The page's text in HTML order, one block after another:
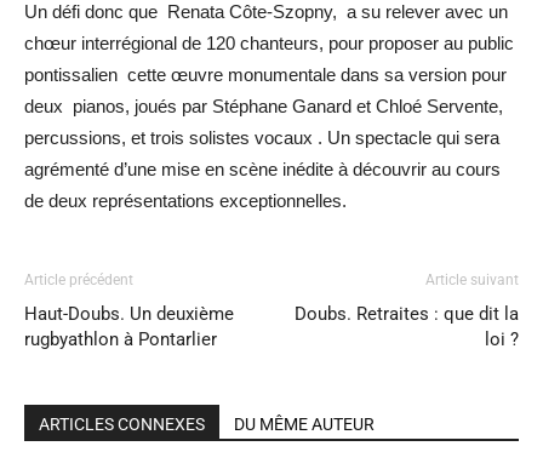
Un défi donc que Renata Côte-Szopny, a su relever avec un
chœur interrégional de 120 chanteurs, pour proposer au public
pontissalien cette œuvre monumentale dans sa version pour
deux pianos, joués par Stéphane Ganard et Chloé Servente,
percussions, et trois solistes vocaux . Un spectacle qui sera
agrémenté d’une mise en scène inédite à découvrir au cours
de deux représentations exceptionnelles.
Article précédent
Haut-Doubs. Un deuxième
rugbyathlon à Pontarlier
Article suivant
Doubs. Retraites : que dit la
loi ?
ARTICLES CONNEXES DU MÊME AUTEUR